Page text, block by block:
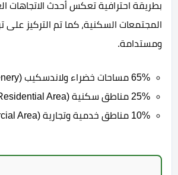
بطريقة احترافية تعكس أحدث الاتجاهات
المجتمعات السكنية، كما تم التركيز على
ومستدامة.
65% مساحات خضراء ولاندسكيب (Greenery).
25% مناطق سكنية (Residential Area).
10% مناطق خدمية وتجارية (Commercial Area).